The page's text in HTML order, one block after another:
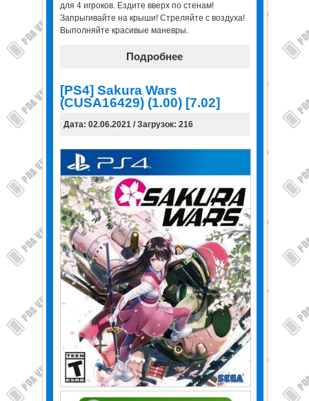
для 4 игроков. Ездите вверх по стенам!
Запрыгивайте на крыши! Стреляйте с воздуха!
Выполняйте красивые маневры.
Подробнее
[PS4] Sakura Wars
(CUSA16429) (1.00) [7.02]
Дата: 02.06.2021 / Загрузок: 216